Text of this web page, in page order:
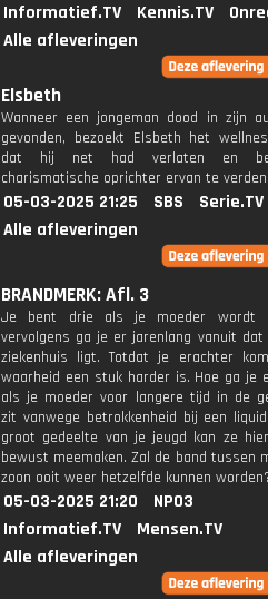
Informatief.TV
Kennis.TV
Alle afleveringen
Elsbeth
Wanneer een jongeman dood in zijn
gevonden, bezoekt Elsbeth het
dat hij net had verlaten en
charismatische oprichter ervan te
05-03-2025 21:25 SBS
Serie.TV
Alle afleveringen
BRANDMERK: Afl. 3
Je bent drie als je moeder wordt
vervolgens ga je er jarenlang vanuit
ziekenhuis ligt. Totdat je erachter
waarheid een stuk harder is. Hoe ga je
als je moeder voor langere tijd in de
zit vanwege betrokkenheid bij een
groot gedeelte van je jeugd kan ze
bewust meemaken. Zal de band tussen
zoon ooit weer hetzelfde kunnen
05-03-2025 21:20
NPO3
Informatief.TV
Mensen.TV
Alle afleveringen